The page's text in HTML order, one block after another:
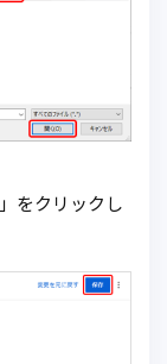
」をクリックし